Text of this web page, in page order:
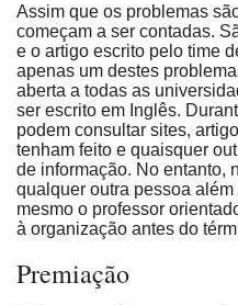
Assim que os problemas
começam a ser contadas.
e o artigo escrito pelo time
apenas um destes
aberta a todas as
ser escrito em Inglês.
podem consultar sites,
tenham feito e quaisquer
de informação. No entanto,
qualquer outra pessoa
mesmo o professor
à organização antes do
Premiação